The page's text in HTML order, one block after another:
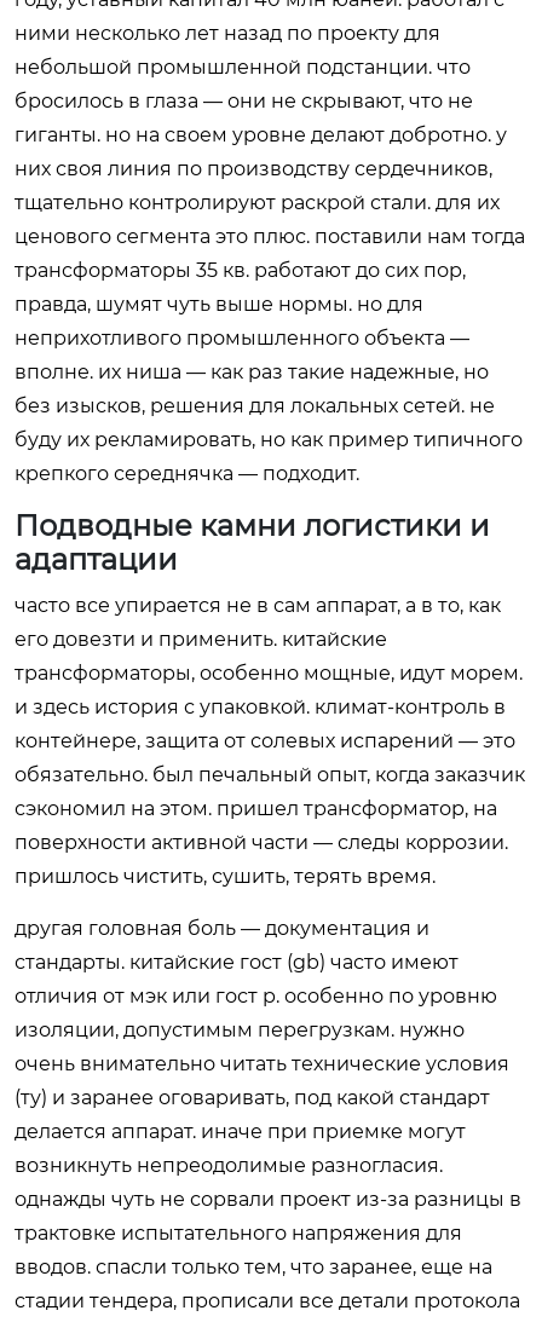
ними несколько лет назад по проекту для
небольшой промышленной подстанции. что
бросилось в глаза — они не скрывают, что не
гиганты. но на своем уровне делают добротно. у
них своя линия по производству сердечников,
тщательно контролируют раскрой стали. для их
ценового сегмента это плюс. поставили нам тогда
трансформаторы 35 кв. работают до сих пор,
правда, шумят чуть выше нормы. но для
неприхотливого промышленного объекта —
вполне. их ниша — как раз такие надежные, но
без изысков, решения для локальных сетей. не
буду их рекламировать, но как пример типичного
крепкого середнячка — подходит.
Подводные камни логистики и
адаптации
часто все упирается не в сам аппарат, а в то, как
его довезти и применить. китайские
трансформаторы, особенно мощные, идут морем.
и здесь история с упаковкой. климат-контроль в
контейнере, защита от солевых испарений — это
обязательно. был печальный опыт, когда заказчик
сэкономил на этом. пришел трансформатор, на
поверхности активной части — следы коррозии.
пришлось чистить, сушить, терять время.
другая головная боль — документация и
стандарты. китайские гост (gb) часто имеют
отличия от мэк или гост р. особенно по уровню
изоляции, допустимым перегрузкам. нужно
очень внимательно читать технические условия
(ту) и заранее оговаривать, под какой стандарт
делается аппарат. иначе при приемке могут
возникнуть непреодолимые разногласия.
однажды чуть не сорвали проект из-за разницы в
трактовке испытательного напряжения для
вводов. спасли только тем, что заранее, еще на
стадии тендера, прописали все детали протокола